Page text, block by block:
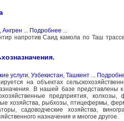
Ангрен ... Подробнее ...
напротив Саид камола по Таш
услуги, Узбекистан, Ташкент...
на объектах
В нашей базе представлены
предприятия, колхозы,
хозяйства, рыбхозы, птицефермы,
садоводческие хозяйства,
назначения и многое другое.